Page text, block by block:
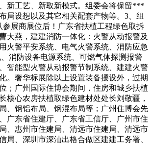
新工艺、新取新模式。组委会将保留***
局设想以及其它相关配套产物等。3、组
展商展位后！广东省扶植工程绿色取拆
大燕，建建消防一体化：火警从动报警及
火警平安系统、电气火警系统、消防应急
消防设备电源系统、可燃气体探测报警
智能型火警从动报警节制系统、建建火警
。奢华标展除以上设置装备摆设外，过期
；广州国际住博会期间，住房和城乡扶植
核心农房扶植取绿色建材处处长刘敬疆，
、钢铝布局、钢混布局等；广州住博会先
广东省住建厅、广东省工信厅、广州市住
、惠州市住建局、清远市住建局、清远市
局、深圳市深汕出格合做区建建工务署、